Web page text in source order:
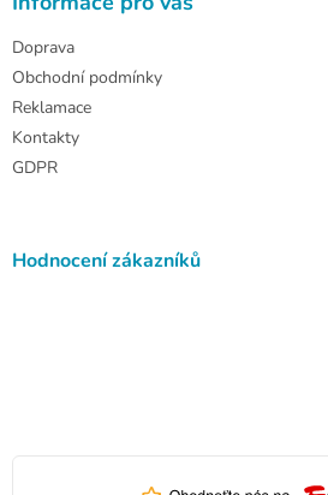
Doprava
Obchodní podmínky
Reklamace
Kontakty
GDPR
Hodnocení zákazníků